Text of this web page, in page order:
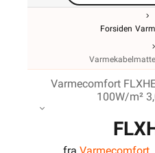
Forsiden
Varmecomfort
100W/m²
fra Varmecomfort